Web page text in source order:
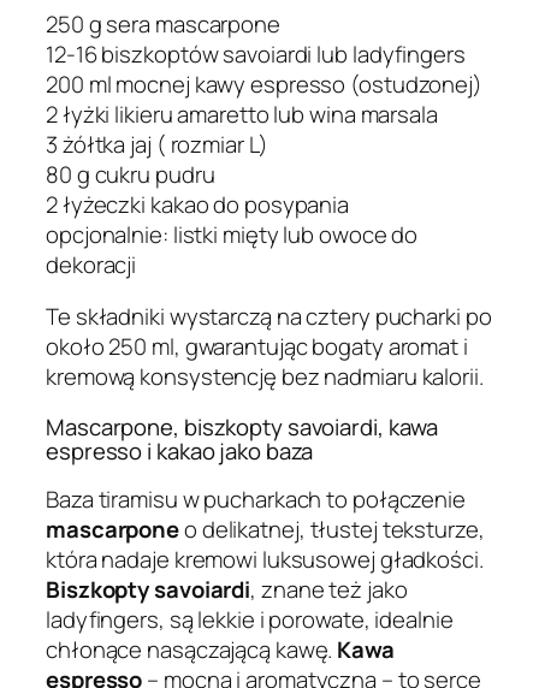
250 g sera mascarpone
12-16 biszkoptów savoiardi lub ladyfingers
200 ml mocnej kawy espresso (ostudzonej)
2 łyżki likieru amaretto lub wina marsala
3 żółtka jaj ( rozmiar L)
80 g cukru pudru
2 łyżeczki kakao do posypania
opcjonalnie: listki mięty lub owoce do
dekoracji
Te składniki wystarczą na cztery pucharki po
około 250 ml, gwarantując bogaty aromat i
kremową konsystencję bez nadmiaru kalorii.
Mascarpone, biszkopty savoiardi, kawa
espresso i kakao jako baza
Baza tiramisu w pucharkach to połączenie
mascarponeo delikatnej, tłustej teksturze,
która nadaje kremowi luksusowej gładkości.
Biszkopty savoiardi, znane też jako
ladyfingers, są lekkie i porowate, idealnie
chłonące nasączającą kawę. Kawa
espresso– mocna i aromatyczna – to serce